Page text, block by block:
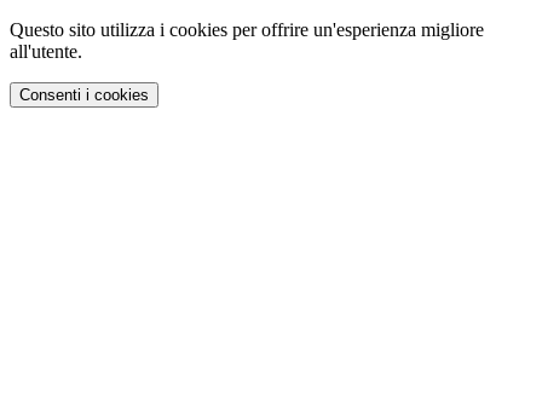
Questo sito utilizza i cookies per offrire un'esperienza migliore
all'utente.
Consenti i cookies